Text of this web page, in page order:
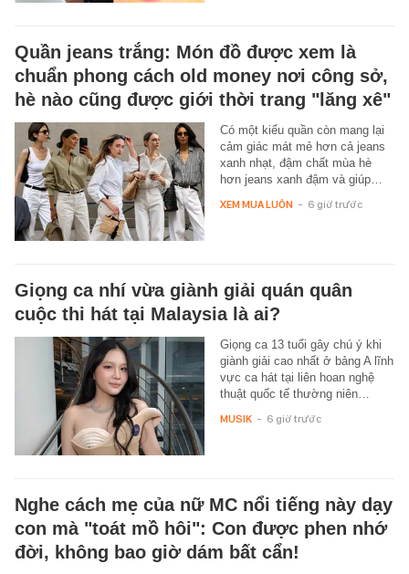
Quần jeans trắng: Món đồ được xem là
chuẩn phong cách old money nơi công sở,
hè nào cũng được giới thời trang "lăng xê"
Có một kiểu quần còn mang lại
cảm giác mát mẻ hơn cả jeans
xanh nhạt, đậm chất mùa hè
hơn jeans xanh đậm và giúp…
XEM MUA LUÔN - 6 giờ trước
Giọng ca nhí vừa giành giải quán quân
cuộc thi hát tại Malaysia là ai?
Giọng ca 13 tuổi gây chú ý khi
giành giải cao nhất ở bảng A lĩnh
vực ca hát tại liên hoan nghệ
thuật quốc tế thường niên…
MUSIK - 6 giờ trước
Nghe cách mẹ của nữ MC nổi tiếng này dạy
con mà "toát mồ hôi": Con được phen nhớ
đời, không bao giờ dám bất cẩn!